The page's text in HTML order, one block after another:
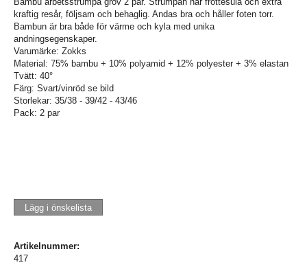
kraftig resår, följsam och behaglig. Andas bra och håller foten torr.
Bambun är bra både för värme och kyla med unika
andningsegenskaper.
Varumärke: Zokks
Material: 75% bambu + 10% polyamid + 12% polyester + 3% elastan
Tvätt: 40°
Färg: Svart/vinröd se bild
Storlekar: 35/38 - 39/42 - 43/46
Pack: 2 par
Lägg i önskelista
Artikelnummer:
417